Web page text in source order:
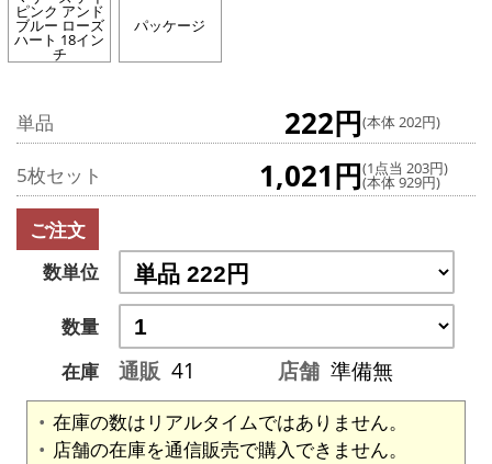
ピンク アンド
ブルー ローズ
ハート 18イン
チ
パッケージ
単品 222円(本体 202円)
5枚セット 1,021円(1点当 203円)
(本体 929円)
ご注文
数単位
数量
在庫
通販 41 店舗 準備無
在庫の数はリアルタイムではありません。
店舗の在庫を通信販売で購入できません。